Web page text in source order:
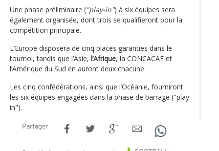
Une phase préliminaire ("play-in") à six équipes sera
également organisée, dont trois se qualifieront pour la
compétition principale.
L’Europe disposera de cinq places garanties dans le
tournoi, tandis que l’Asie, l’Afrique, la CONCACAF et
l’Amérique du Sud en auront deux chacune.
Les cinq confédérations, ainsi que l’Océanie, fourniront
les six équipes engagées dans la phase de barrage ("play-
in").
Partager